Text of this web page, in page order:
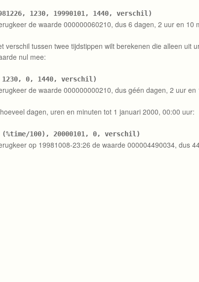
1230, 19990101, 1440, verschil)
de waarde 000000060210, dus 6 dagen, 2 uur en 10
verschil tussen twee tijdstippen wilt berekenen die alleen uit
nul mee:
0, 1440, verschil)
de waarde 000000000210, dus géén dagen, 2 uur en
dagen, uren en minuten tot 1 januari 2000, 00:00 uur:
100), 20000101, 0, verschil)
op 19981008-23:26 de waarde 000004490034, dus